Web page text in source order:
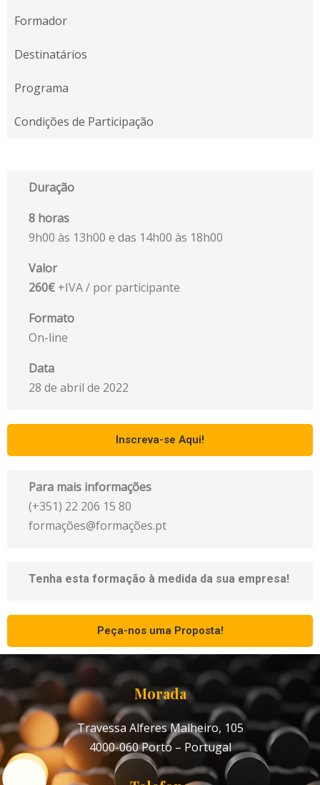
Formador
Destinatários
Programa
Condições de Participação
Duração
8 horas
9h00 às 13h00 e das 14h00 às 18h00
Valor
260€ +IVA / por participante
Formato
On-line
Data
28 de abril de 2022
Inscreva-se Aqui!
Para mais informações
(+351) 22 206 15 80
formações@formações.pt
Tenha esta formação à medida da sua empresa!
Peça-nos uma Proposta!
Morada
Travessa Alferes Malheiro, 105
4000-060 Porto – Portugal